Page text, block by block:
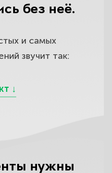
без неё.
и самых
звучит так:
так возникает
ничего
именно эта
нужны